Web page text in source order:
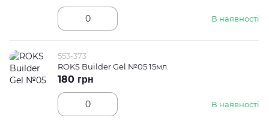
В наявності
553-373
ROKS Builder Gel №05 15мл.
В наявності
180 грн